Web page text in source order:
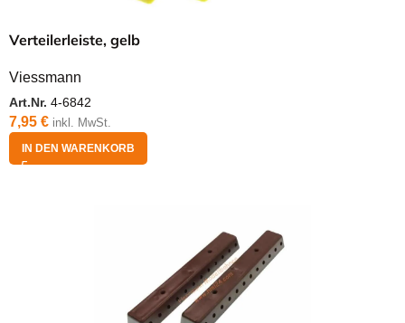
Verteilerleiste, gelb
Viessmann
Art.Nr. 4-6842
7,95 € inkl. MwSt.
IN DEN WARENKORB